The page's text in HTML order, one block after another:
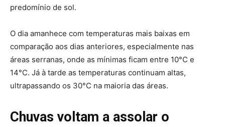
predomínio de sol.
O dia amanhece com temperaturas mais baixas em
comparação aos dias anteriores, especialmente nas
áreas serranas, onde as mínimas ficam entre 10°C e
14°C. Já à tarde as temperaturas continuam altas,
ultrapassando os 30°C na maioria das áreas.
Chuvas voltam a assolar o